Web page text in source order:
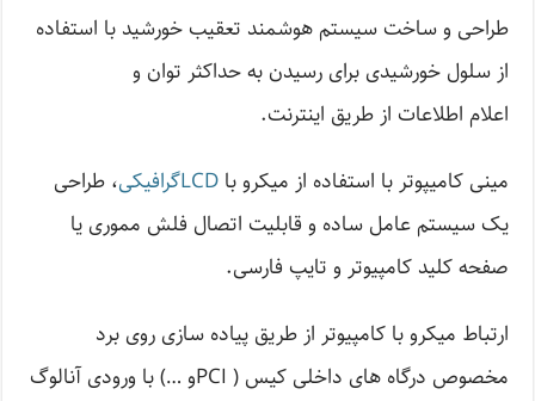
طراحی و ساخت سیستم هوشمند تعقیب خورشید با استفاده
از سلول خورشیدی برای رسیدن به حداکثر توان و
اعلام اطلاعات از طریق اینترنت.
مینی کامیپوتر با استفاده از میکرو باLCDگرافیکی
، طراحی
یک سیستم عامل ساده و قابلیت اتصال فلش مموری یا
صفحه کلید کامپیوتر و تایپ فارسی.
ارتباط میکرو با کامپیوتر از طریق پیاده سازی روی برد
مخصوص درگاه های داخلی کیس ( PCIو …) با ورودی آنالوگ